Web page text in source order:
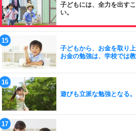
子どもには、全力を出す
い。
子どもから、お金を取り
お金の勉強は、学校では教
遊びも立派な勉強となる。